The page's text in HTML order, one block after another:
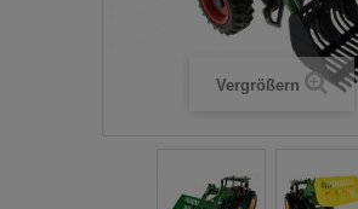
Vergrößern